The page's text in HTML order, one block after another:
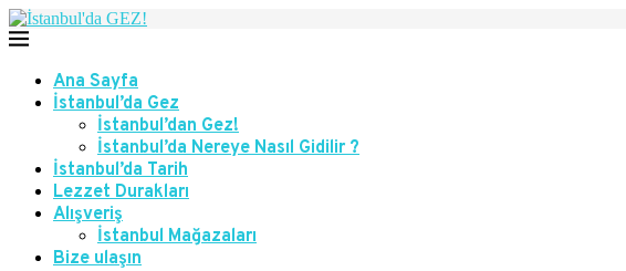
Ana Sayfa
İstanbul’da Gez
İstanbul’dan Gez!
İstanbul’da Nereye Nasıl Gidilir ?
İstanbul’da Tarih
Lezzet Durakları
Alışveriş
İstanbul Mağazaları
Bize ulaşın